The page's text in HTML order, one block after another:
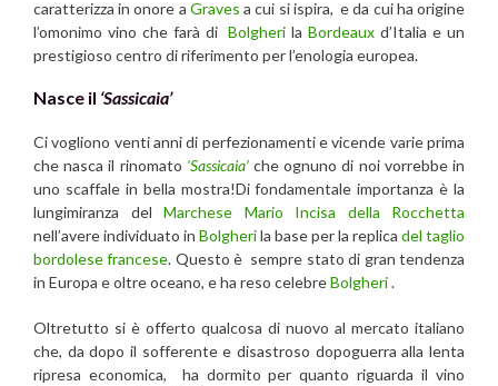
caratterizza in onore a Graves a cui si ispira, e da cui ha origine
l’omonimo vino che farà diBolgheri laBordeaux d’Italia e un
prestigioso centro di riferimento per l’enologia europea.
Nasce il ‘Sassicaia’
Ci vogliono venti anni di perfezionamenti e vicende varie prima
che nasca il rinomato ‘Sassicaia’che ognuno di noi vorrebbe in
uno scaffale in bella mostra!Di fondamentale importanza è la
lungimiranza del Marchese Mario Incisa della Rocchetta
nell’avere individuato in Bolgherila base per la replica del taglio
bordolese francese. Questo è sempre stato di gran tendenza
in Europa e oltre oceano, e ha reso celebreBolgheri.
Oltretutto si è offerto qualcosa di nuovo al mercato italiano
che, da dopo il sofferente e disastroso dopoguerra alla lenta
ripresa economica, ha dormito per quanto riguarda il vino